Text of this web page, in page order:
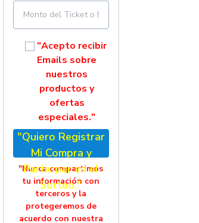
"Acepto recibir
Emails sobre
nuestros
productos y
ofertas
especiales."
"Quiero Registrar
Mi Compra y
Participar en el
Sorteo."
"Nunca compartimos
tu información con
terceros y la
protegeremos de
acuerdo con nuestra